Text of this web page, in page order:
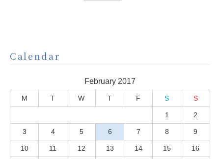
Calendar
February 2017
M T W T F S S
1 2
3 4 5 6 7 8 9
10 11 12 13 14 15 16